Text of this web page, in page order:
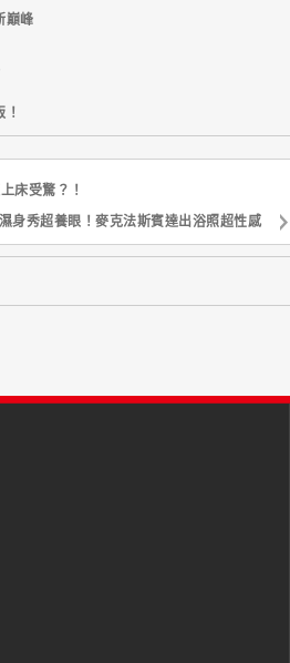
巔峰
床受驚？！
身秀超養眼！麥克法斯賓達出浴照超性感